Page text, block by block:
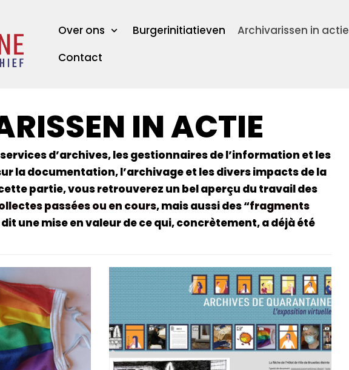
Over ons Burgerinitiatieven Archivarissen in actie
Contact
IN ACTIE
d’archives, les gestionnaires de l’information et les
la documentation, l’archivage et les divers impacts de la
partie, vous retrouverez un bel aperçu du travail des
passées ou en cours, mais aussi des “fragments
une mise en valeur de ce qui, concrètement, a déjà été